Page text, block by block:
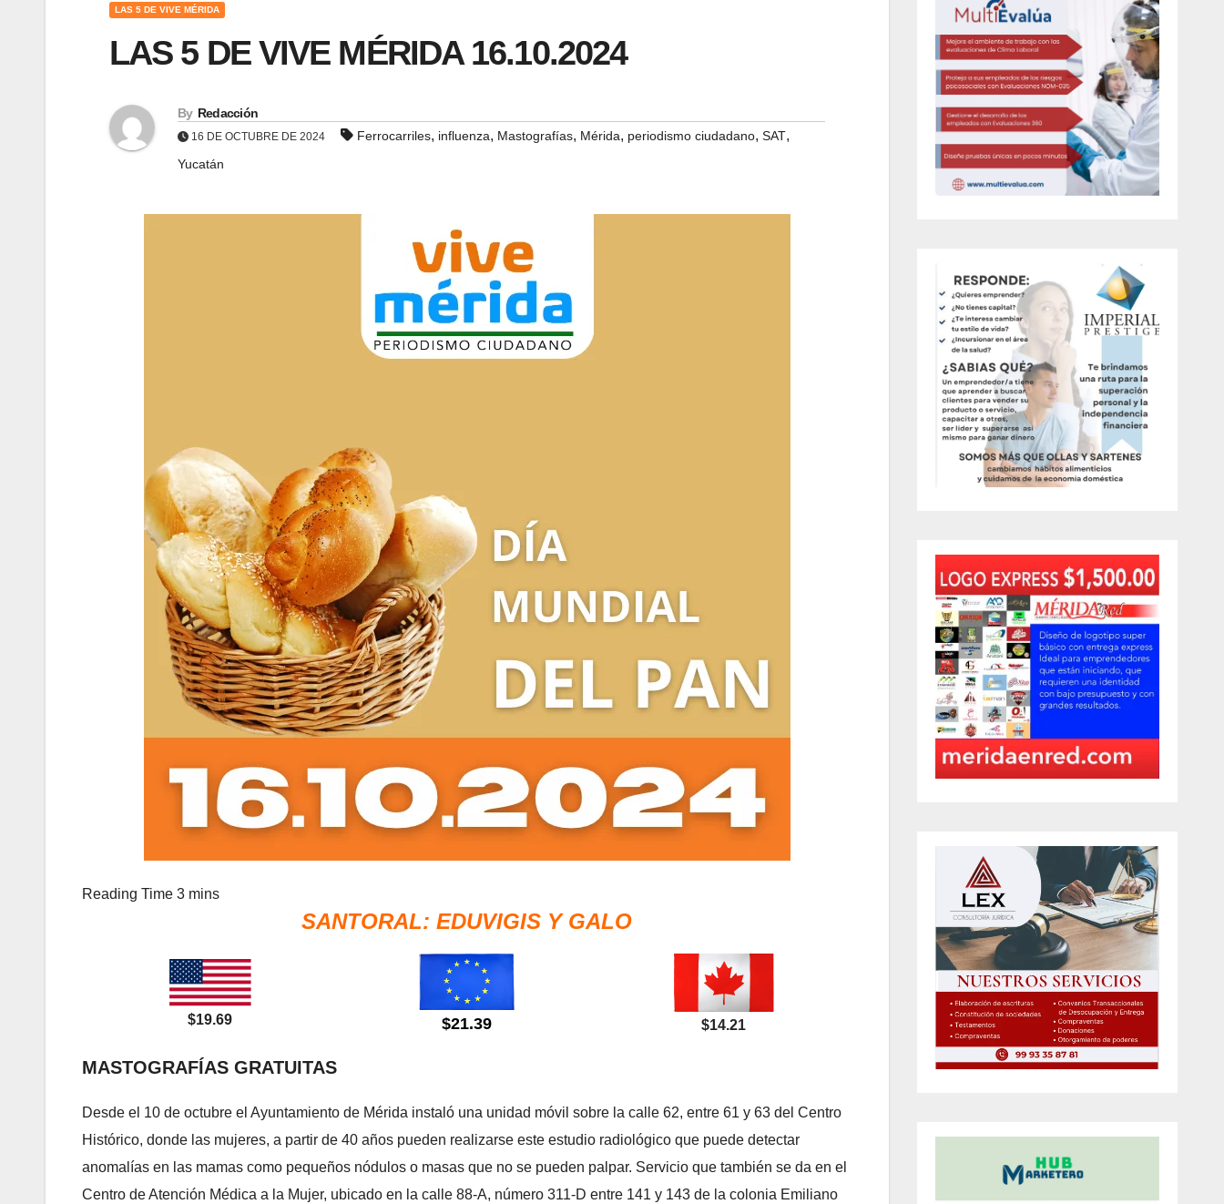
LAS 5 DE VIVE MÉRIDA
LAS 5 DE VIVE MÉRIDA 16.10.2024
By Redacción
16 DE OCTUBRE DE 2024 Ferrocarriles, influenza, Mastografías, Mérida, periodismo ciudadano, SAT,
Yucatán
SANTORAL: EDUVIGIS Y GALO
$19.69 $21.39 $14.21
MASTOGRAFÍAS GRATUITAS
Desde el 10 de octubre el Ayuntamiento de Mérida instaló una unidad móvil sobre la calle 62, entre 61 y 63 del Centro
Histórico, donde las mujeres, a partir de 40 años pueden realizarse este estudio radiológico que puede detectar
anomalías en las mamas como pequeños nódulos o masas que no se pueden palpar. Servicio que también se da en el
Centro de Atención Médica a la Mujer, ubicado en la calle 88-A, número 311-D entre 141 y 143 de la colonia Emiliano